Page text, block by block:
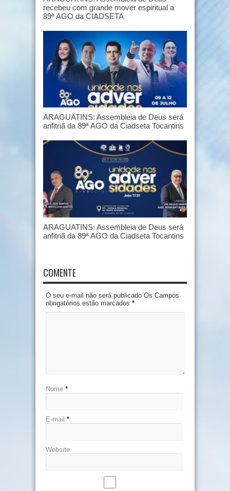
recebeu com grande mover espiritual a
89ª AGO da CIADSETA
ARAGUATINS: Assembleia de Deus será
anfitriã da 89ª AGO da Ciadseta Tocantins
ARAGUATINS: Assembleia de Deus será
anfitriã da 89ª AGO da Ciadseta Tocantins
COMENTE
O seu e-mail não será publicado Os Campos
obrigatórios estão marcados *
Nome *
E-mail *
Website